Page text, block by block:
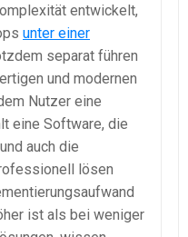
entwickelt,
unter einer
separat führen
und modernen
Nutzer eine
eine Software, die
auch die
lösen
ist als bei weniger